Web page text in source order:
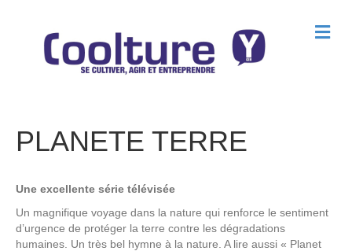
M
e
PLANETE TERRE
Une excellente série télévisée
Un magnifique voyage dans la nature qui renforce le sentiment
d’urgence de protéger la terre contre les dégradations
humaines. Un très bel hymne à la nature. A lire aussi « Planet